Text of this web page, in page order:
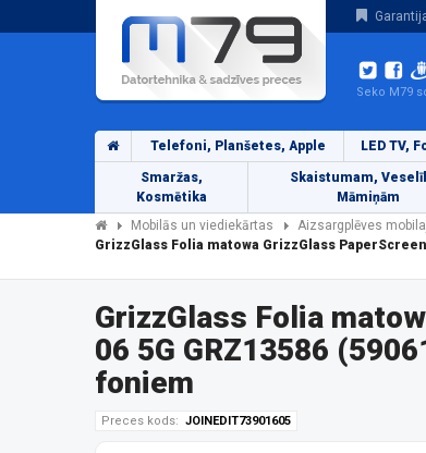
Seko M79
Telefoni, Planšetes, Apple LED TV,
Smaržas,
Kosmētika
Skaistumam,
Māmiņām
Mobilās un viediekārtas
Aizsargplēves
GrizzGlass Folia matowa GrizzGlass
GrizzGlass Folia
06 5G GRZ13586
foniem
Preces kods: JOINEDIT73901605